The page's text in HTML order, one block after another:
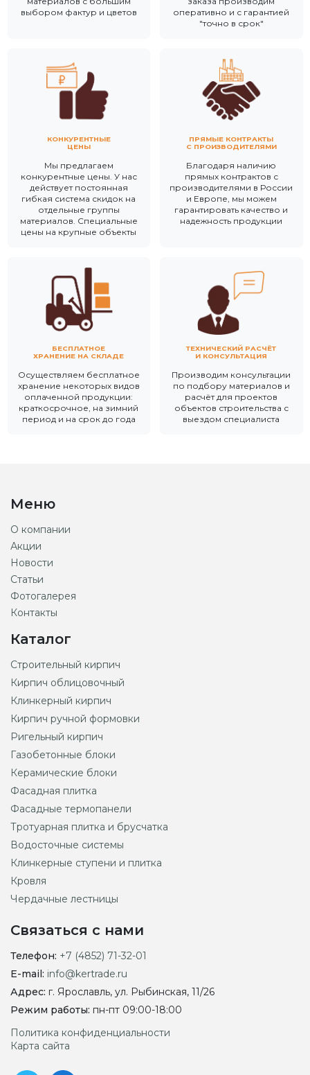
выбором фактур и цветов
оперативно и с гарантией
"точно в срок"
КОНКУРЕНТНЫЕ
ЦЕНЫ
Мы предлагаем
конкурентные цены. У нас
действует постоянная
гибкая система скидок на
отдельные группы
материалов. Специальные
цены на крупные объекты
ПРЯМЫЕ КОНТРАКТЫ
С ПРОИЗВОДИТЕЛЯМИ
Благодаря наличию
прямых контрактов с
производителями в России
и Европе, мы можем
гарантировать качество и
надежность продукции
БЕСПЛАТНОЕ
ХРАНЕНИЕ НА СКЛАДЕ
Осуществляем бесплатное
хранение некоторых видов
оплаченной продукции:
краткосрочное, на зимний
период и на срок до года
ТЕХНИЧЕСКИЙ РАСЧЁТ
И КОНСУЛЬТАЦИЯ
Производим консультации
по подбору материалов и
расчёт для проектов
объектов строительства с
выездом специалиста
Меню
О компании
Акции
Новости
Статьи
Фотогалерея
Контакты
Каталог
Строительный кирпич
Кирпич облицовочный
Клинкерный кирпич
Кирпич ручной формовки
Ригельный кирпич
Газобетонные блоки
Керамические блоки
Фасадная плитка
Фасадные термопанели
Тротуарная плитка и брусчатка
Водосточные системы
Клинкерные ступени и плитка
Кровля
Чердачные лестницы
Связаться с нами
Телефон: +7 (4852) 71-32-01
E-mail: info@kertrade.ru
Адрес: г. Ярославль, ул. Рыбинская, 11/26
Режим работы: пн-пт 09:00-18:00
Политика конфиденциальности
Карта сайта